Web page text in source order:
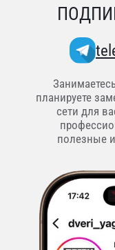
планируете
сети для
полезные